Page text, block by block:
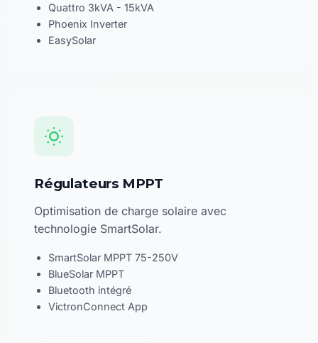
Quattro 3kVA - 15kVA
Phoenix Inverter
EasySolar
Régulateurs MPPT
Optimisation de charge solaire avec
technologie SmartSolar.
SmartSolar MPPT 75-250V
BlueSolar MPPT
Bluetooth intégré
VictronConnect App